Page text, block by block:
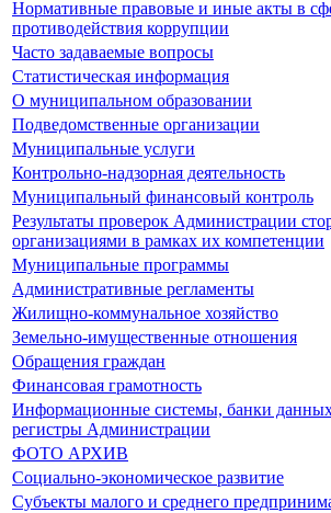
Нормативные правовые и иные акты в
противодействия коррупции
Часто задаваемые вопросы
Статистическая информация
О муниципальном образовании
Подведомственные организации
Муниципальные услуги
Контрольно-надзорная деятельность
Муниципальный финансовый контроль
Результаты проверок Администрации
организациями в рамках их компетенции
Муниципальные программы
Административные регламенты
Жилищно-коммунальное хозяйство
Земельно-имущественные отношения
Обращения граждан
Финансовая грамотность
Информационные системы, банки
регистры Администрации
ФОТО АРХИВ
Социально-экономическое развитие
Субъекты малого и среднего